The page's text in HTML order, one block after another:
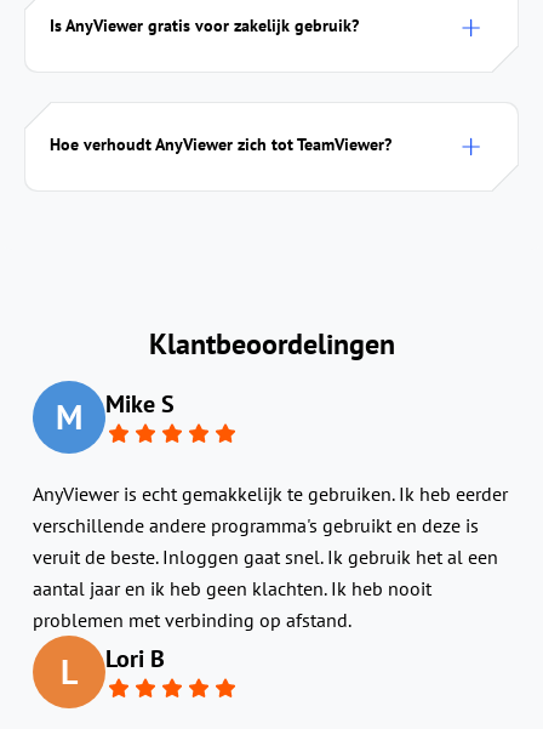
Is AnyViewer gratis voor zakelijk gebruik?
Hoe verhoudt AnyViewer zich tot TeamViewer?
Klantbeoordelingen
M Mike S
AnyViewer is echt gemakkelijk te gebruiken. Ik heb eerder
verschillende andere programma's gebruikt en deze is
veruit de beste. Inloggen gaat snel. Ik gebruik het al een
aantal jaar en ik heb geen klachten. Ik heb nooit
problemen met verbinding op afstand.
L Lori B